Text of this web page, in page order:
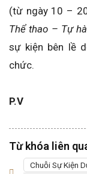
(từ ngày 10 –
Thể thao – Tự
sự kiện bên lề
chức.
P.V
Từ khóa liên
Chuỗi Sự Kiện